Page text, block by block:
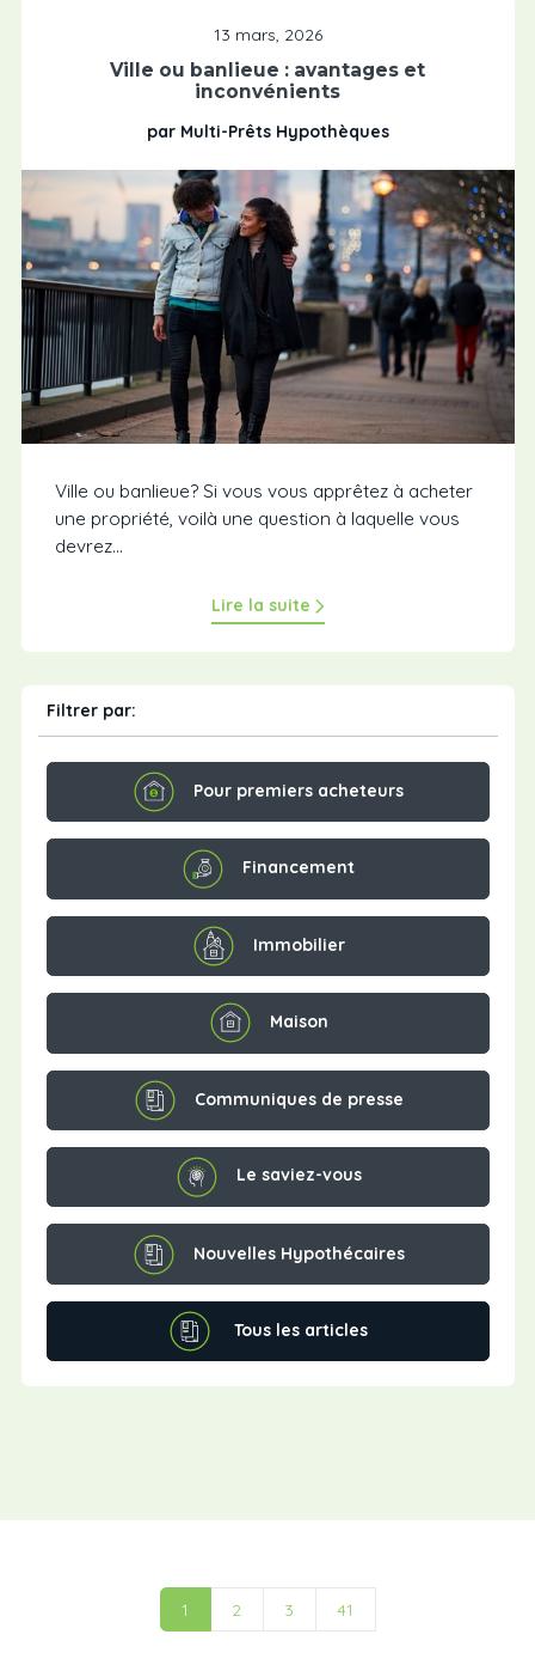
Filtrer par:
Pour premiers acheteurs
Financement
Immobilier
Maison
Communiques de presse
Le saviez-vous
Nouvelles Hypothécaires
Tous les articles
13 mars, 2026
Ville ou banlieue : avantages et
inconvénients
par Multi-Prêts Hypothèques
Ville ou banlieue? Si vous vous apprêtez à acheter
une propriété, voilà une question à laquelle vous
devrez...
Lire la suite
1 2 3 41